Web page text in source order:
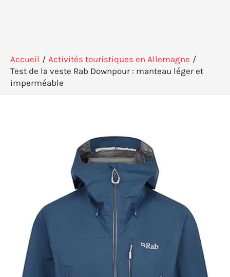
Accueil
Activités touristiques en Allemagne
Test de la veste Rab Downpour : manteau léger et
imperméable